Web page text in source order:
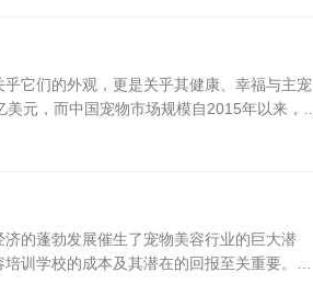
它们的外观，更是关乎其健康、幸福与主宠
元，而中国宠物市场规模自2015年以来，年
这组数据背后，是宠物主人对宠物生活质
的蓬勃发展催生了宠物美容行业的巨大潜
训学校的成本及其潜在的回报至关重要。本
以及如何评估投资回报，为有意向的学员提